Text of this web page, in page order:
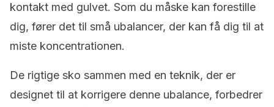
kontakt med gulvet. Som du måske kan forestille
dig, fører det til små ubalancer, der kan få dig til at
miste koncentrationen.
De rigtige sko sammen med en teknik, der er
designet til at korrigere denne ubalance, forbedrer